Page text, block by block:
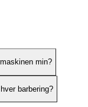
min?
barbering?